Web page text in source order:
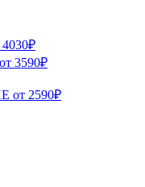
3590₽
2590₽